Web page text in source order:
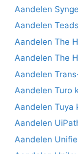
Aandelen
Aandelen
Aandelen The
Aandelen The
Aandelen
Aandelen Turo
Aandelen Tuya
Aandelen
Aandelen